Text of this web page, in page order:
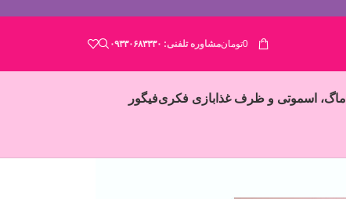
0تومانمشاوره تلفنی: ۰۹۳۳۰۶۸۳۳۳۰
ماگ، اسموتی و ظرف غذا بازی فکریفیگور